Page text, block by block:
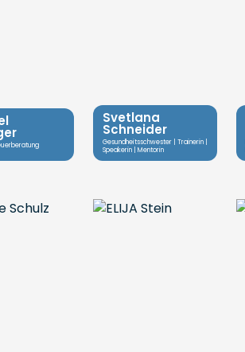
Svetlana
Schneider
Gesundheitsschwester | Trainerin |
Speakerin | Mentorin